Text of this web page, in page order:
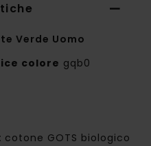
Verde Uomo
colore gqb0
cotone GOTS biologico